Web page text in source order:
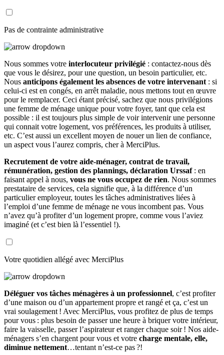
Pas de contrainte administrative
Nous sommes votre interlocuteur privilégié : contactez-nous dès
que vous le désirez, pour une question, un besoin particulier, etc.
Nous anticipons également les absences de votre intervenant : si
celui-ci est en congés, en arrêt maladie, nous mettons tout en œuvre
pour le remplacer. Ceci étant précisé, sachez que nous privilégions
une femme de ménage unique pour votre foyer, tant que cela est
possible : il est toujours plus simple de voir intervenir une personne
qui connait votre logement, vos préférences, les produits à utiliser,
etc. C’est aussi un excellent moyen de nouer un lien de confiance,
un aspect vous l’aurez compris, cher à MerciPlus.
Recrutement de votre aide-ménager, contrat de travail,
rémunération, gestion des plannings, déclaration Urssaf: en
faisant appel à nous, vous ne vous occupez de rien. Nous sommes
prestataire de services, cela signifie que, à la différence d’un
particulier employeur, toutes les tâches administratives liées à
l’emploi d’une femme de ménage ne vous incombent pas. Vous
n’avez qu’à profiter d’un logement propre, comme vous l’aviez
imaginé (et c’est bien là l’essentiel !).
Votre quotidien allégé avec MerciPlus
Déléguer vos tâches ménagères à un professionnel, c’est profiter
d’une maison ou d’un appartement propre et rangé et ça, c’est un
vrai soulagement ! Avec MerciPlus, vous profitez de plus de temps
pour vous : plus besoin de passer une heure à briquer votre intérieur,
faire la vaisselle, passer l’aspirateur et ranger chaque soir ! Nos aide-
ménagers s’en chargent pour vous et votre charge mentale, elle,
diminue nettement…tentant n’est-ce pas ?!